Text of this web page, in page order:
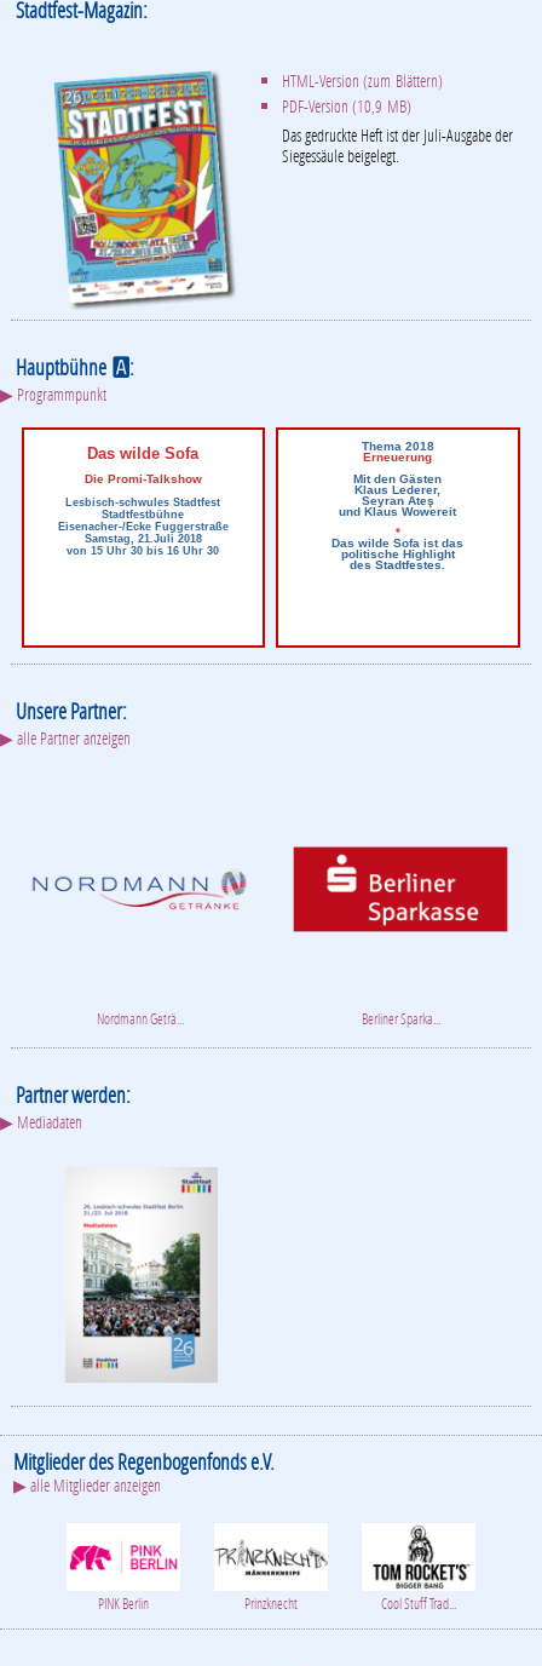
Stadtfest-Magazin:
HTML-Version (zum Blättern)
PDF-Version (10,9 MB)
Das gedruckte Heft ist der Juli-Ausgabe der
Siegessäule beigelegt.
HauptbühneA:
▶ Programmpunkt
Das wilde Sofa
Die Promi-Talkshow
Lesbisch-schwules Stadtfest
Stadtfestbühne
Eisenacher-/Ecke Fuggerstraße
Samstag, 21.Juli 2018
von 15 Uhr 30 bis 16 Uhr 30
Thema 2018
Erneuerung
Mit den Gästen
Klaus Lederer,
Seyran Ateş
und Klaus Wowereit
*
Das wilde Sofa ist das
politische Highlight
des Stadtfestes.
Unsere Partner:
▶ alle Partner anzeigen
Nordmann Geträ... Berliner Sparka...
Partner werden:
▶ Mediadaten
Mitglieder des Regenbogenfonds e.V.
▶ alle Mitglieder anzeigen
PINK Berlin Prinzknecht Cool Stuff Trad...